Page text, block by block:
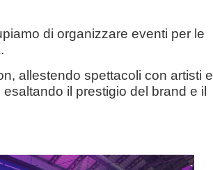
di organizzare eventi per le
allestendo spettacoli con artisti e
il prestigio del brand e il